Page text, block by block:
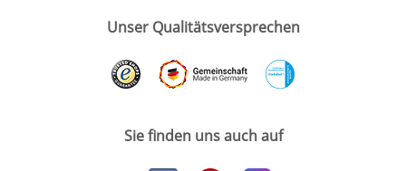
Unser Qualitätsversprechen
Sie finden uns auch auf